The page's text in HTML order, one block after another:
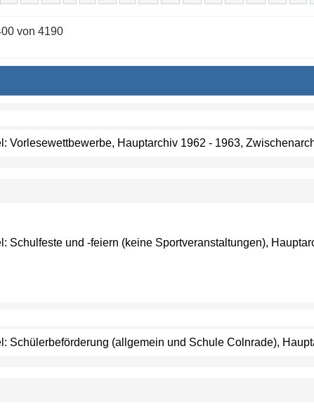
von 4190
Vorlesewettbewerbe, Hauptarchiv 1962 - 1963,
Schulfeste und -feiern (keine Sportveranstaltungen),
Schülerbeförderung (allgemein und Schule Colnrade),